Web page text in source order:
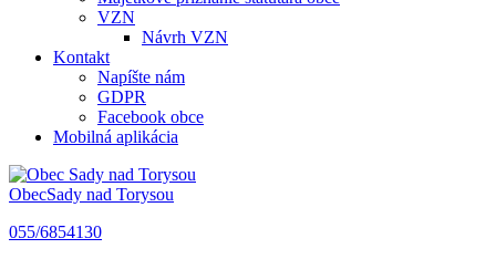
VZN
Návrh VZN
Kontakt
Napíšte nám
GDPR
Facebook obce
Mobilná aplikácia
ObecSady nad Torysou
055/6854130